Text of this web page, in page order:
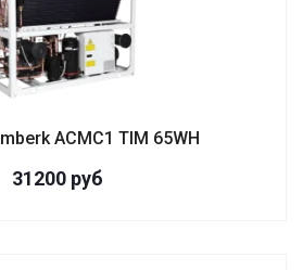
ACMC1 TIM 65WH
31200 руб